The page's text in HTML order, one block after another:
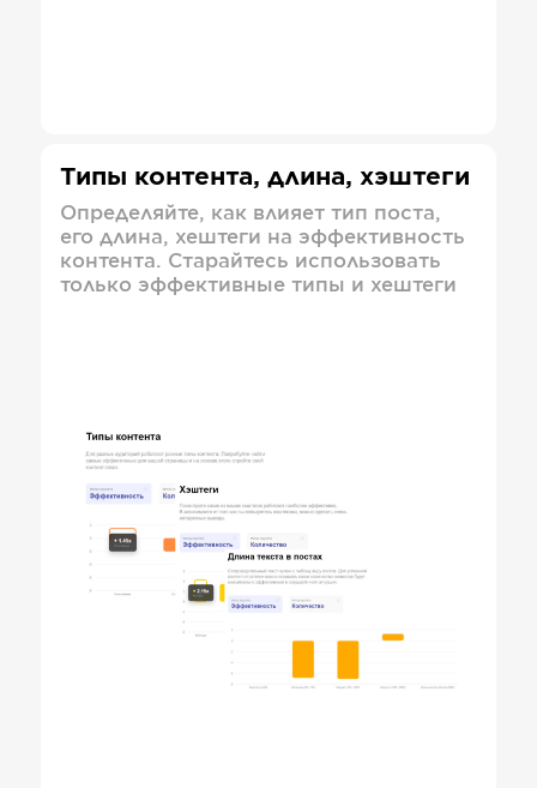
Типы контента, длина, хэштеги
Определяйте, как влияет тип поста,
его длина, хештеги на эффективность
контента. Старайтесь использовать
только эффективные типы и хештеги